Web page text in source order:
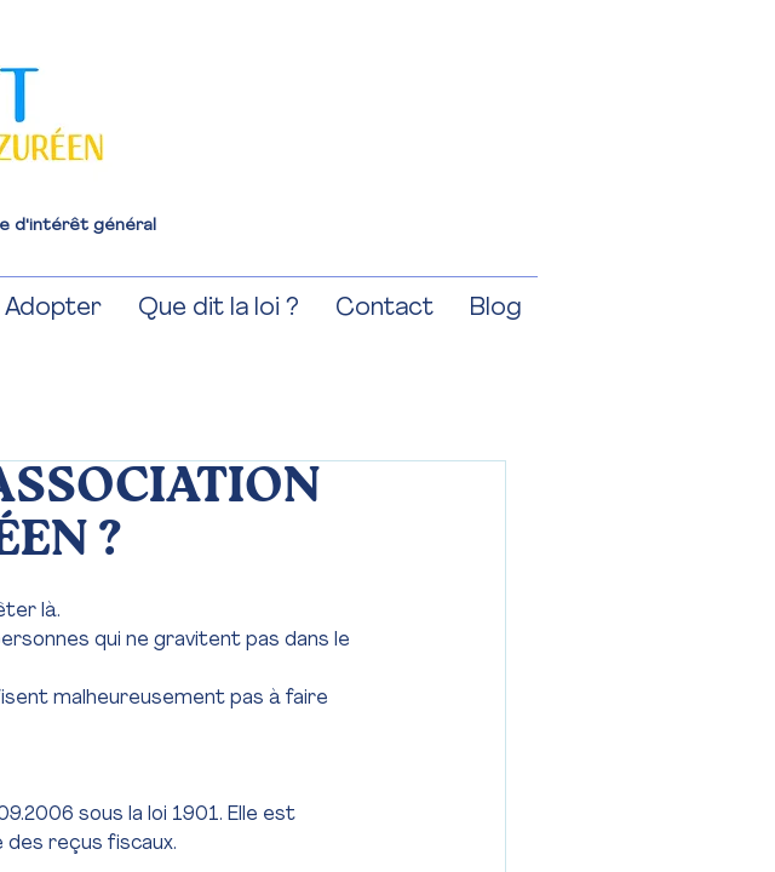
d'intérêt général
Adopter Que dit la loi ? Contact Blog
?
là.
qui ne gravitent pas dans le
malheureusement pas à faire
sous la loi 1901. Elle est
reçus fiscaux.